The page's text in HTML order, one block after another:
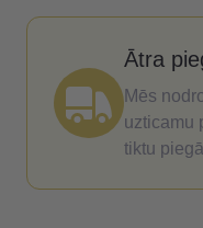
Ātra
Mēs
uzticamu
tiktu